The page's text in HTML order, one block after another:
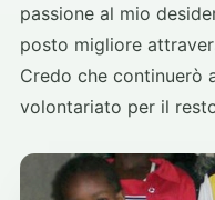
passione al mio
posto migliore
Credo che continuerò
volontariato per il